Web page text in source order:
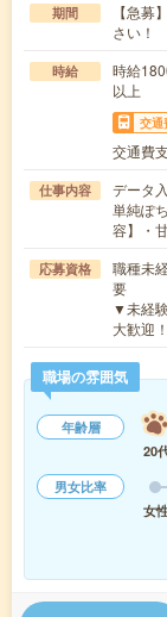
期間
【急
さい！
時給
時給
以上
交通
交通費
仕事内容
データ
単純ぽ
容】・
応募資格
職種未
要
▼未経
大歓迎
職場の雰囲気
年齢層
20
男女比率
女